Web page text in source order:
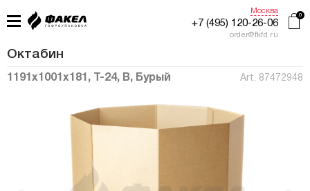
Москва
+7 (495) 120-26-06
order@fkfd.ru
ПРОИЗВОДСТВО
Октабин
1191x1001x181, Т-24, В, Бурый Art. 87472948